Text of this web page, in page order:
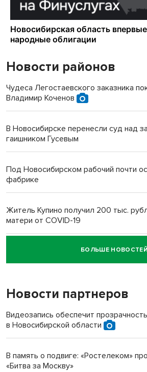
Новости районов
Чудеса Легостаевского заказника
Владимир Коченов
В Новосибирске перенесли суд над
гаишником Гусевым
Под Новосибирском рабочий почти
фабрике
Житель Купино получил 200 тыс.
матери от COVID-19
Новосибирский суд наказал водителя
пенсионерки на вокзале
«Мы живём на пастбище!»: в
терроризируют жителей
Инвалид получил условный срок за
БОЛЬШЕ НОВОСТЕЙ
Новости партнеров
Видеозапись обеспечит
в Новосибирской области
В память о подвиге: «Ростелеком»
«Битва за Москву»